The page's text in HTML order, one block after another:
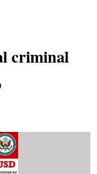
criminal